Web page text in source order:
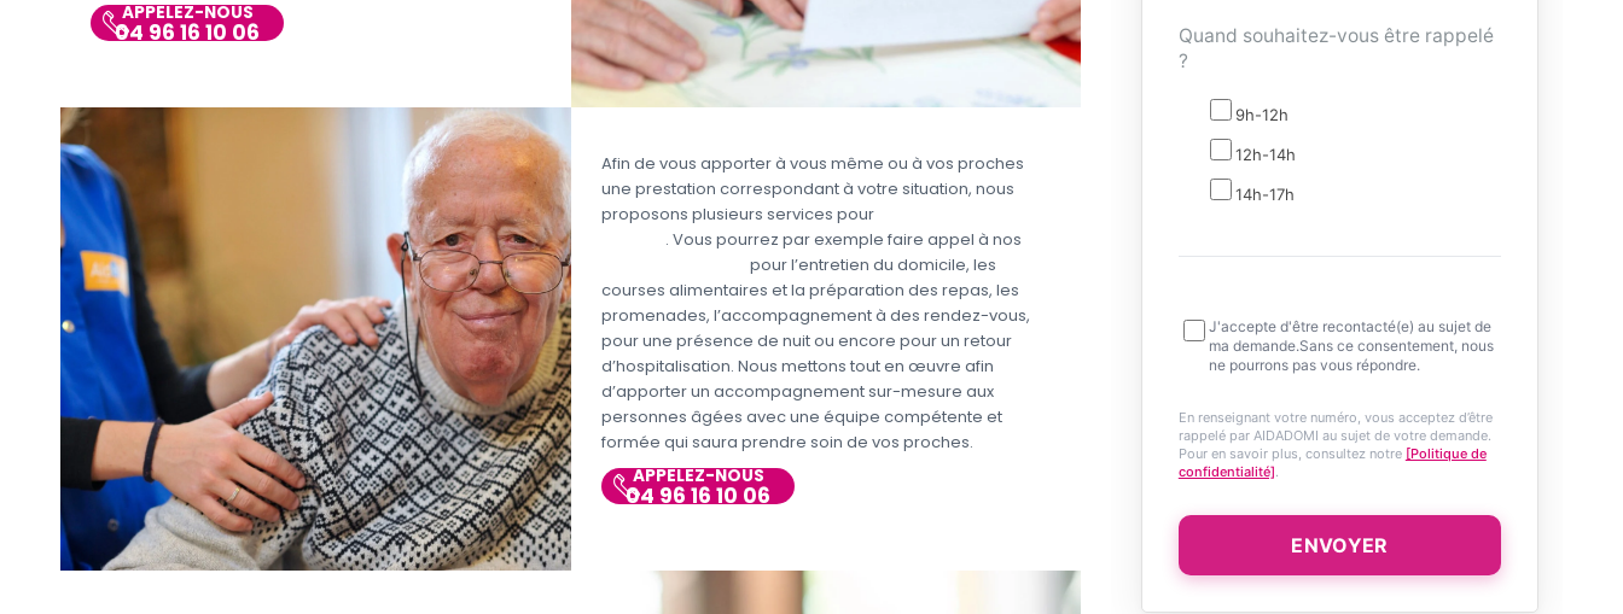
APPELEZ-NOUS
04 96 16 10 06
Afin de vous apporter à vous même ou à vos proches
une prestation correspondant à votre situation, nous
proposons plusieurs services pour
. Vous pourrez par exemple faire appel à nos
pour l’entretien du domicile, les
courses alimentaires et la préparation des repas, les
promenades, l’accompagnement à des rendez-vous,
pour une présence de nuit ou encore pour un retour
d’hospitalisation. Nous mettons tout en œuvre afin
d’apporter un accompagnement sur-mesure aux
personnes âgées avec une équipe compétente et
formée qui saura prendre soin de vos proches.
APPELEZ-NOUS
04 96 16 10 06
Quand souhaitez-vous être rappelé
?
9h-12h
12h-14h
14h-17h
J'accepte d'être recontacté(e) au sujet de
ma demande.Sans ce consentement, nous
ne pourrons pas vous répondre.
En renseignant votre numéro, vous acceptez d’être
rappelé par AIDADOMI au sujet de votre demande.
Pour en savoir plus, consultez notre [Politique de
confidentialité]